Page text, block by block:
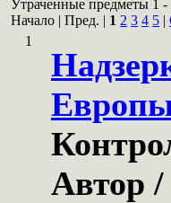
Утраченные предметы 1 -
Начало | Пред. | 1 2 3 4 5 |
1
Автор